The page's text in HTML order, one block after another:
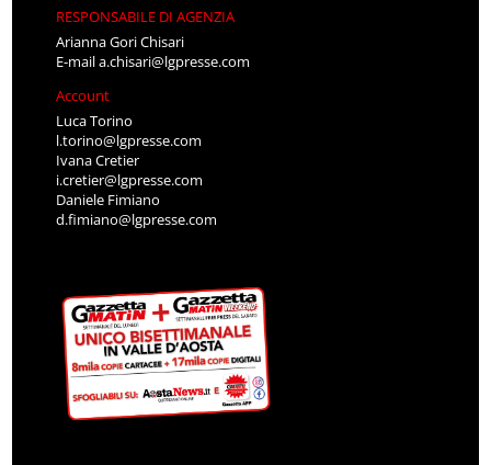
RESPONSABILE DI AGENZIA
Arianna Gori Chisari
E-maila.chisari@lgpresse.com
Account
Luca Torino
l.torino@lgpresse.com
Ivana Cretier
i.cretier@lgpresse.com
Daniele Fimiano
d.fimiano@lgpresse.com